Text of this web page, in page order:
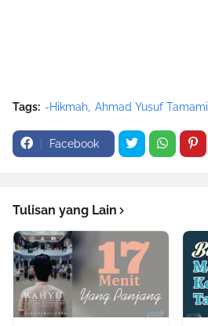
Tags: -Hikmah Ahmad Yusuf Tamami
Facebook
Tulisan yang Lain